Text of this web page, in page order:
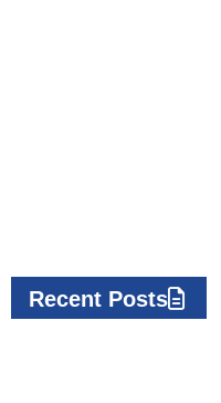
Recent Posts